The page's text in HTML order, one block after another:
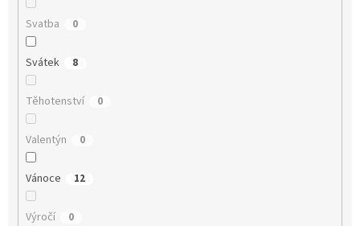
Svatba 0
Svátek 8
Těhotenství 0
Valentýn 0
Vánoce 12
Výročí 0